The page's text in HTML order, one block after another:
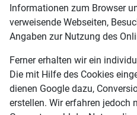
Informationen zum Browser
verweisende Webseiten,
Angaben zur Nutzung des
Ferner erhalten wir ein
Die mit Hilfe des Cookies
dienen Google dazu,
erstellen. Wir erfahren jedoch